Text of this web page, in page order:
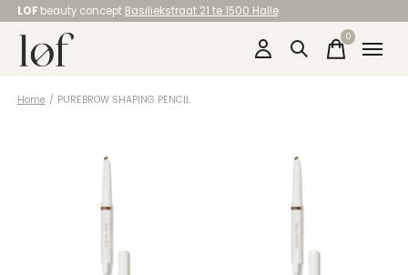
LOF beauty concept Basiliekstraat 21 te 1500 Halle
0items
Home / PUREBROW SHAPING PENCIL